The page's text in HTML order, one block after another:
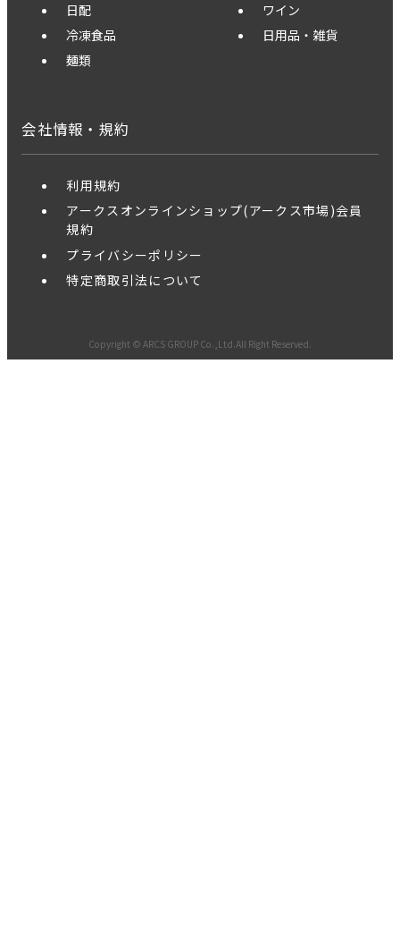
日配
冷凍食品
麺類
ワイン
日用品・雑貨
会社情報・規約
利用規約
アークスオンラインショップ(アークス市場)会員
規約
プライバシーポリシー
特定商取引法について
Copyright © ARCS GROUP Co.,Ltd.All Right Reserved.